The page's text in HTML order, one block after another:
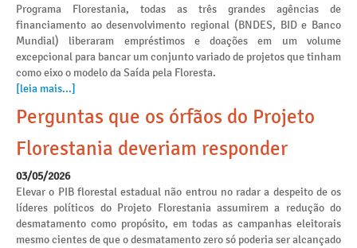
Programa Florestania, todas as três grandes agências de
financiamento ao desenvolvimento regional (BNDES, BID e Banco
Mundial) liberaram empréstimos e doações em um volume
excepcional para bancar um conjunto variado de projetos que tinham
como eixo o modelo da Saída pela Floresta.
[leia mais...]
Perguntas que os órfãos do Projeto
Florestania deveriam responder
03/05/2026
Elevar o PIB florestal estadual não entrou no radar a despeito de os
líderes políticos do Projeto Florestania assumirem a redução do
desmatamento como propósito, em todas as campanhas eleitorais
mesmo cientes de que o desmatamento zero só poderia ser alcançado